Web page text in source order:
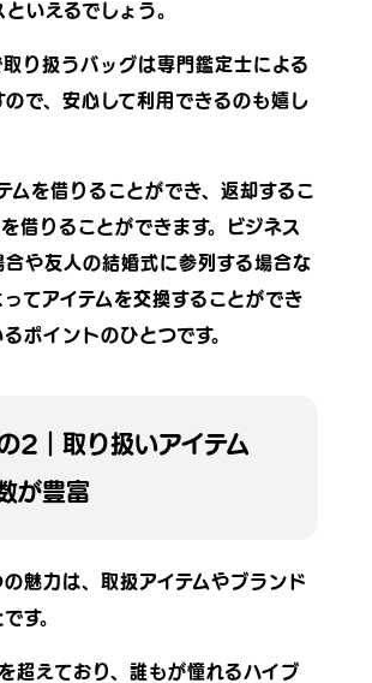
いえるでしょう。
り扱うバッグは専門鑑定士による
で、安心して利用できるのも嬉し
ムを借りることができ、返却するこ
借りることができます。ビジネス
や友人の結婚式に参列する場合な
てアイテムを交換することができ
ポイントのひとつです。
2｜取り扱いアイテム
が豊富
魅力は、取扱アイテムやブランド
す。
超えており、誰もが憧れるハイブ